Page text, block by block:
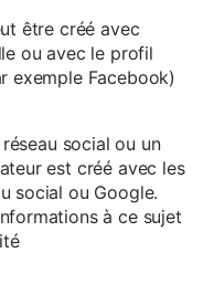
être créé avec
ou avec le profil
exemple Facebook)
social ou un
est créé avec les
social ou Google.
à ce sujet